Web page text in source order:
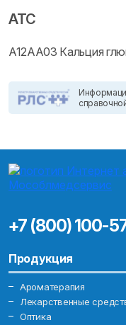
ATC
A12AA03 Кальция
+7 (800) 100-
Продукция
Ароматерапия
Лекарственные
Оптика